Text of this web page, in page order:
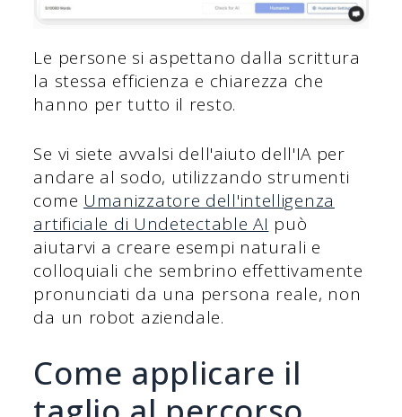
Le persone si aspettano dalla scrittura
la stessa efficienza e chiarezza che
hanno per tutto il resto.
Se vi siete avvalsi dell'aiuto dell'IA per
andare al sodo, utilizzando strumenti
come Umanizzatore dell'intelligenza
artificiale di Undetectable AI può
aiutarvi a creare esempi naturali e
colloquiali che sembrino effettivamente
pronunciati da una persona reale, non
da un robot aziendale.
Come applicare il